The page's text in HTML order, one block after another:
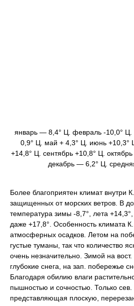
январь — 8,4° Ц. февраль -10,0°
0,9° Ц. май + 4,3° Ц. июнь +10,3°
+14,8° Ц. сентябрь +10,8° Ц.
декабрь — 6,2° Ц.
Более благоприятен климат внутри
защищенных от морских ветров. В
температура зимы -8,7°, лета
даже +17,8°. Особенность климата
атмосферных осадков. Летом на
густые туманы, так что количество
очень незначительно. Зимой на
глубокие снега, на зап. побережье
Благодаря обилию влаги
пышностью и сочностью. Только сев.
представляющая плоскую,